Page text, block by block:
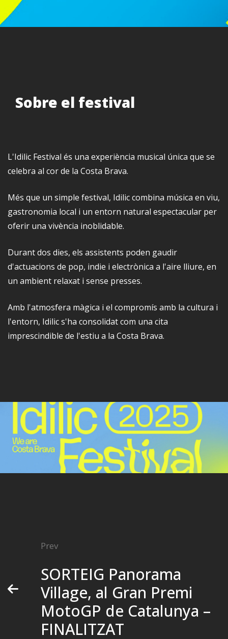
Sobre el festival
L'Idilic Festival és una experiència musical única que se
celebra al cor de la Costa Brava.
Més que un simple festival, Idilic combina música en viu,
gastronomia local i un entorn natural espectacular per
oferir una vivència inoblidable.
Durant dos dies, els assistents poden gaudir
d'actuacions de pop, indie i electrònica a l'aire lliure, en
un ambient relaxat i sense presses.
Amb l'atmosfera màgica i el compromís amb la cultura i
l'entorn, Idilic s'ha consolidat com una cita
imprescindible de l'estiu a la Costa Brava.
Prev
SORTEIG Panorama
Village, al Gran Premi
MotoGP de Catalunya –
FINALITZAT